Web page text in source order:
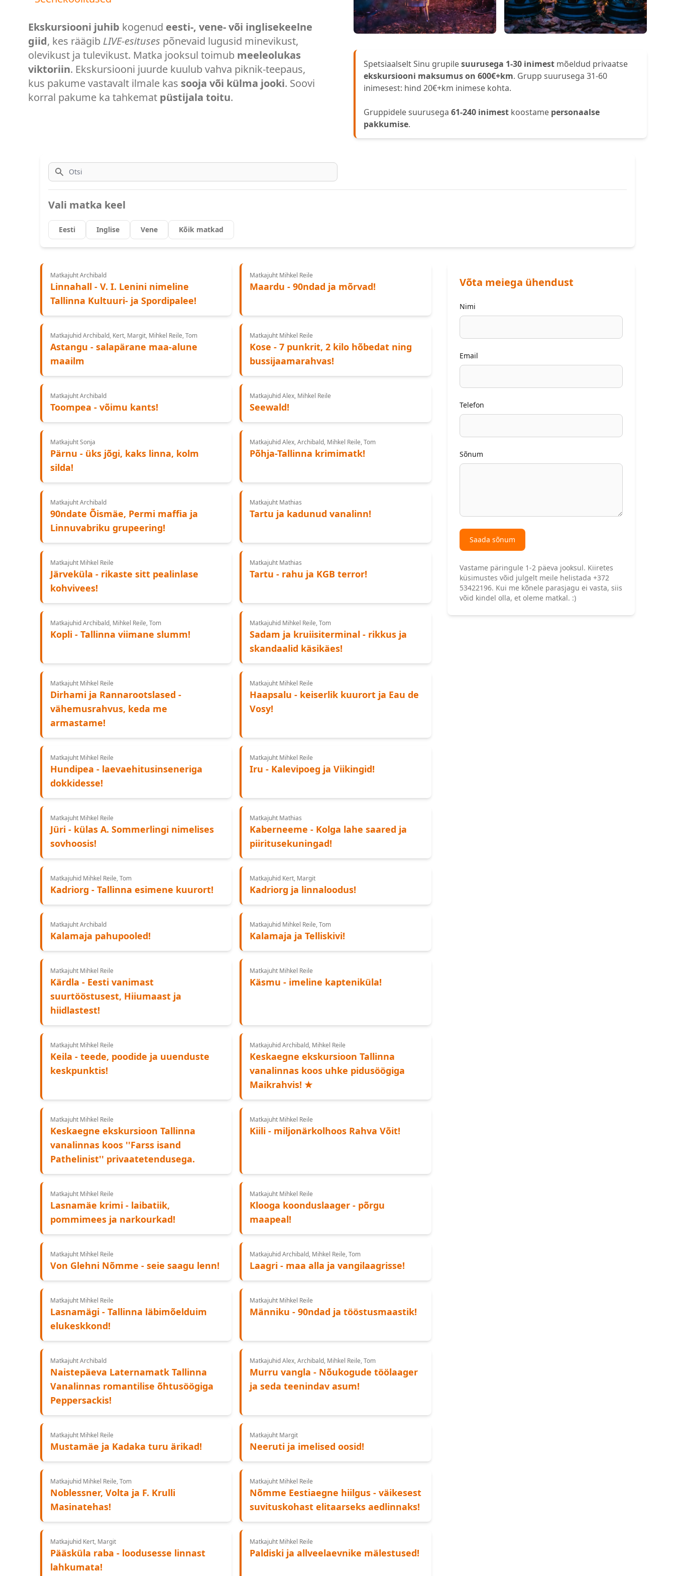
Ekskursiooni juhib kogenud eesti-, vene- või inglisekeelne
giid, kes räägib LIVE-esituses põnevaid lugusid minevikust,
olevikust ja tulevikust. Matka jooksul toimub meeleolukas
viktoriin. Ekskursiooni juurde kuulub vahva piknik-teepaus,
kus pakume vastavalt ilmale kas sooja või külma jooki. Soovi
korral pakume ka tahkemat püstijala toitu.
Spetsiaalselt Sinu grupilesuurusega 1-30 inimest mõeldud privaatse
ekskursiooni maksumus on 600€+km. Grupp suurusega 31-60
inimesest: hind 20€+km inimese kohta.
Gruppidele suurusega 61-240 inimest koostame personaalse
pakkumise.
Otsi
Vali matka keel
Eesti Inglise Vene Kõik matkad
Matkajuht Archibald
Linnahall - V. I. Lenini nimeline
Tallinna Kultuuri- ja Spordipalee!
Matkajuht Mihkel Reile
Maardu - 90ndad ja mõrvad!
Matkajuhid Archibald, Kert, Margit, Mihkel Reile, Tom
Astangu - salapärane maa-alune
maailm
Matkajuht Mihkel Reile
Kose - 7 punkrit, 2 kilo hõbedat ning
bussijaamarahvas!
Matkajuht Archibald
Toompea - võimu kants!
Matkajuhid Alex, Mihkel Reile
Seewald!
Matkajuht Sonja
Pärnu - üks jõgi, kaks linna, kolm
silda!
Matkajuhid Alex, Archibald, Mihkel Reile, Tom
Põhja-Tallinna krimimatk!
Matkajuht Archibald
90ndate Õismäe, Permi maffia ja
Linnuvabriku grupeering!
Matkajuht Mathias
Tartu ja kadunud vanalinn!
Matkajuht Mihkel Reile
Järveküla - rikaste sitt pealinlase
kohvivees!
Matkajuht Mathias
Tartu - rahu ja KGB terror!
Matkajuhid Archibald, Mihkel Reile, Tom
Kopli - Tallinna viimane slumm!
Matkajuhid Mihkel Reile, Tom
Sadam ja kruiisiterminal - rikkus ja
skandaalid käsikäes!
Matkajuht Mihkel Reile
Dirhami ja Rannarootslased -
vähemusrahvus, keda me
armastame!
Matkajuht Mihkel Reile
Haapsalu - keiserlik kuurort ja Eau de
Vosy!
Matkajuht Mihkel Reile
Hundipea - laevaehitusinseneriga
dokkidesse!
Matkajuht Mihkel Reile
Iru - Kalevipoeg ja Viikingid!
Matkajuht Mihkel Reile
Jüri - külas A. Sommerlingi nimelises
sovhoosis!
Matkajuht Mathias
Kaberneeme - Kolga lahe saared ja
piiritusekuningad!
Matkajuhid Mihkel Reile, Tom
Kadriorg - Tallinna esimene kuurort!
Matkajuhid Kert, Margit
Kadriorg ja linnaloodus!
Matkajuht Archibald
Kalamaja pahupooled!
Matkajuhid Mihkel Reile, Tom
Kalamaja ja Telliskivi!
Matkajuht Mihkel Reile
Kärdla - Eesti vanimast
suurtööstusest, Hiiumaast ja
hiidlastest!
Matkajuht Mihkel Reile
Käsmu - imeline kapteniküla!
Matkajuht Mihkel Reile
Keila - teede, poodide ja uuenduste
keskpunktis!
Matkajuhid Archibald, Mihkel Reile
Keskaegne ekskursioon Tallinna
vanalinnas koos uhke pidusöögiga
Maikrahvis! ★
Matkajuht Mihkel Reile
Keskaegne ekskursioon Tallinna
vanalinnas koos ''Farss isand
Pathelinist'' privaatetendusega.
Matkajuht Mihkel Reile
Kiili - miljonärkolhoos Rahva Võit!
Matkajuht Mihkel Reile
Lasnamäe krimi - laibatiik,
pommimees ja narkourkad!
Matkajuht Mihkel Reile
Klooga koonduslaager - põrgu
maapeal!
Matkajuht Mihkel Reile
Von Glehni Nõmme - seie saagu lenn!
Matkajuhid Archibald, Mihkel Reile, Tom
Laagri - maa alla ja vangilaagrisse!
Matkajuht Mihkel Reile
Lasnamägi - Tallinna läbimõelduim
elukeskkond!
Matkajuht Mihkel Reile
Männiku - 90ndad ja tööstusmaastik!
Matkajuht Archibald
Naistepäeva Laternamatk Tallinna
Vanalinnas romantilise õhtusöögiga
Peppersackis!
Matkajuhid Alex, Archibald, Mihkel Reile, Tom
Murru vangla - Nõukogude töölaager
ja seda teenindav asum!
Matkajuht Mihkel Reile
Mustamäe ja Kadaka turu ärikad!
Matkajuht Margit
Neeruti ja imelised oosid!
Matkajuhid Mihkel Reile, Tom
Noblessner, Volta ja F. Krulli
Masinatehas!
Matkajuht Mihkel Reile
Nõmme Eestiaegne hiilgus - väikesest
suvituskohast elitaarseks aedlinnaks!
Matkajuhid Kert, Margit
Pääsküla raba - loodusesse linnast
lahkumata!
Matkajuht Mihkel Reile
Paldiski ja allveelaevnike mälestused!
Võta meiega ühendust
Nimi
Email
Telefon
Sõnum
Saada sõnum
Vastame päringule 1-2 päeva jooksul. Kiiretes
küsimustes võid julgelt meile helistada +372
53422196. Kui me kõnele parasjagu ei vasta, siis
võid kindel olla, et oleme matkal. :)